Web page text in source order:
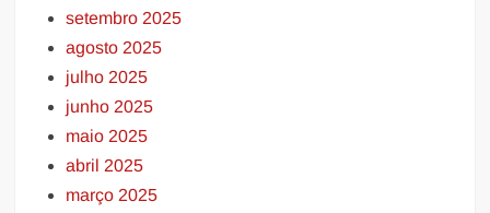
setembro 2025
agosto 2025
julho 2025
junho 2025
maio 2025
abril 2025
março 2025